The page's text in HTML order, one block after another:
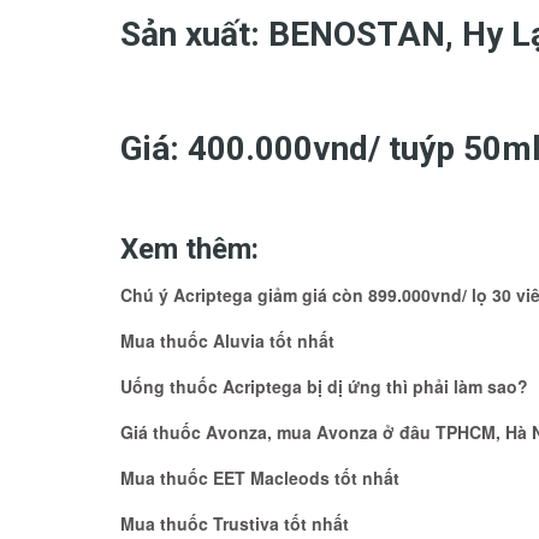
Sản xuất: BENOSTAN, Hy
Giá: 400.000vnd/ tuýp
Xem thêm:
Chú ý Acriptega giảm giá còn 899.000vnd/ lọ 30
Mua thuốc Aluvia tốt nhất
Uống thuốc Acriptega bị dị ứng thì phải làm sao?
Giá thuốc Avonza, mua Avonza ở đâu TPHCM, Hà
Mua thuốc EET Macleods tốt nhất
Mua thuốc Trustiva tốt nhất